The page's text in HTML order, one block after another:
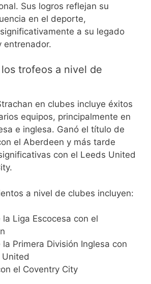
Sus logros reflejan su
en el deporte,
a su legado
entrenador.
trofeos a nivel de
en clubes incluye éxitos
equipos, principalmente en
e inglesa. Ganó el título de
el Aberdeen y más tarde
con el Leeds United
a nivel de clubes incluyen:
Liga Escocesa con el
Primera División Inglesa con
el Coventry City